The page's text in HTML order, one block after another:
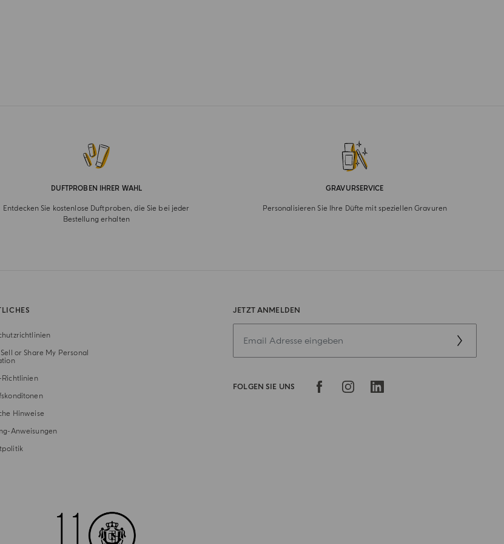
DUFTPROBEN IHRER WAHL
Entdecken Sie kostenlose Duftproben, die Sie bei jeder
Bestellung erhalten
GRAVURSERVICE
Personalisieren Sie Ihre Düfte mit speziellen Gravuren
JETZT ANMELDEN
FOLGEN SIE UNS
or Share My Personal
Hinweise
Anweisungen